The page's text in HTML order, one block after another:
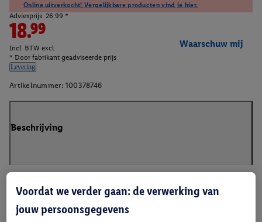
Online uitverkocht! Vergelijkbare producten vind je hier.
Adviesprijs: 26.99 *
18.99
Incl. BTW excl.
* Door fabrikant geadviseerde prijs
Levering
Waarschuw mij
Artikelnummer: 100378746
Beschrijving
Voordat we verder gaan: de verwerking van
jouw persoonsgegevens